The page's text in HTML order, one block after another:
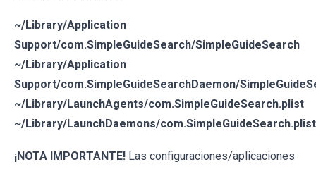
~/Library/Application
Support/com.SimpleGuideSearch/SimpleGuideSearch
~/Library/Application
Support/com.SimpleGuideSearchDaemon/
~/Library/LaunchAgents/com.SimpleGuideSearch.plist
~/Library/LaunchDaemons/com.SimpleGuideSearch.plist
¡NOTA IMPORTANTE! Las configuraciones/aplicaciones